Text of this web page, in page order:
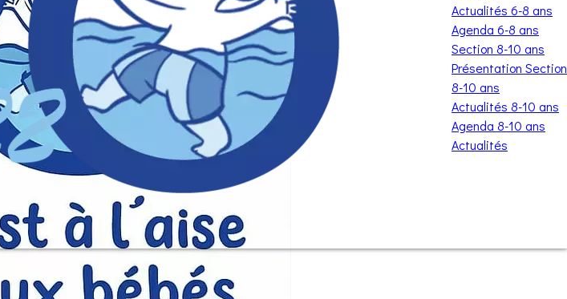
Actualités 6-8 ans
Agenda 6-8 ans
Section 8-10 ans
Présentation Section
8-10 ans
Actualités 8-10 ans
Agenda 8-10 ans
Actualités